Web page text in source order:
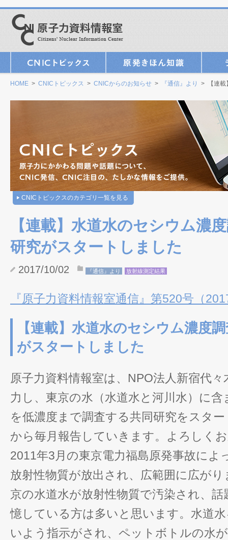
HOME > CNICトピックス > CNICからのお知らせ > 『通信』より > 【連載
CNICトピックスのカテゴリ一覧を見る
【連載】水道水のセシウム濃
研究がスタートしました
2017/10/02 『通信』より 放射線測定結果
『原子力資料情報室通信』第520号（
【連載】水道水のセシウム濃度
がスタートしました
原子力資料情報室は、NPO法人新宿代々
力し、東京の水（水道水と河川水）に
を低濃度まで調査する共同研究をスタ
から毎月報告していきます。よろしく
2011年3月の東京電力福島原発事故によ
放射性物質が放出され、広範囲に広が
京の水道水が放射性物質で汚染され、
憶している方は多いと思います。水道
いよう指示がされ、ペットボトルの水